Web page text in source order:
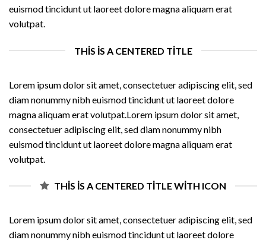
euismod tincidunt ut laoreet dolore magna aliquam erat
volutpat.
THIS IS A CENTERED TITLE
Lorem ipsum dolor sit amet, consectetuer adipiscing elit, sed
diam nonummy nibh euismod tincidunt ut laoreet dolore
magna aliquam erat volutpat.Lorem ipsum dolor sit amet,
consectetuer adipiscing elit, sed diam nonummy nibh
euismod tincidunt ut laoreet dolore magna aliquam erat
volutpat.
THIS IS A CENTERED TITLE WITH ICON
Lorem ipsum dolor sit amet, consectetuer adipiscing elit, sed
diam nonummy nibh euismod tincidunt ut laoreet dolore